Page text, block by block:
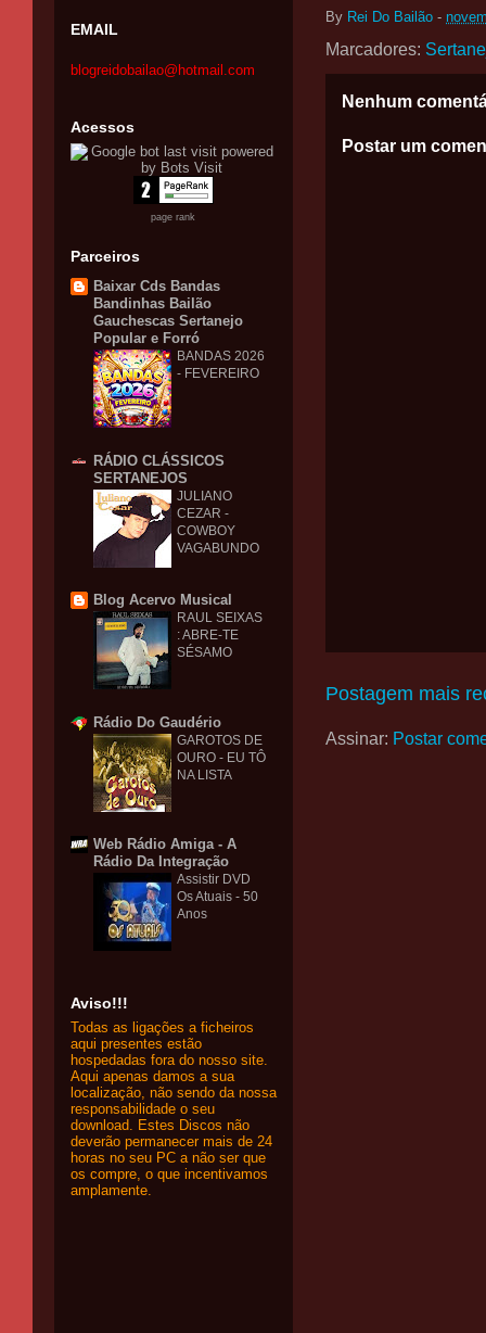
By Rei Do Bailão -
Marcadores:
Nenhum
Postar um
Postagem mais
Assinar: Postar
EMAIL
blogreidobailao@hotmail.com
Acessos
page rank
Parceiros
Baixar Cds Bandas
Bandinhas Bailão
Gauchescas Sertanejo
Popular e Forró
BANDAS 2026
- FEVEREIRO
RÁDIO CLÁSSICOS
SERTANEJOS
JULIANO
CEZAR -
COWBOY
VAGABUNDO
Blog Acervo Musical
RAUL SEIXAS
: ABRE-TE
SÉSAMO
Rádio Do Gaudério
GAROTOS DE
OURO - EU TÔ
NA LISTA
Web Rádio Amiga - A
Rádio Da Integração
Assistir DVD
Os Atuais - 50
Anos
Aviso!!!
Todas as ligações a ficheiros
aqui presentes estão
hospedadas fora do nosso site.
Aqui apenas damos a sua
localização, não sendo da nossa
responsabilidade o seu
download. Estes Discos não
deverão permanecer mais de 24
horas no seu PC a não ser que
os compre, o que incentivamos
amplamente.